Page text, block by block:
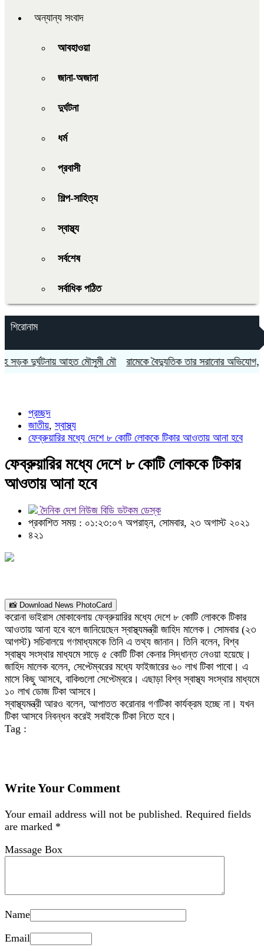
অন্যান্য সংবাদ
আবহাওয়া
জানা-অজানা
দুর্ঘটনা
ধর্ম
প্রবাসী
শিল্প-সাহিত্য
স্বাস্থ্য
সর্বশেষ
সর্বাধিক পঠিত
শিরোনাম
দুর্ঘটনায় আহত মৌসুমী মৌ রামেকে বৈদ্যুতিক তার সরানোর অভিযোগ,
প্রচ্ছদ
জাতীয়,স্বাস্থ্য
ফেব্রুয়ারির মধ্যে দেশে ৮ কোটি লোককে টিকার আওতায় আনা হবে
ফেব্রুয়ারির মধ্যে দেশে ৮ কোটি লোককে টিকার
আওতায় আনা হবে
দৈনিক দেশ নিউজ বিডি ডটকম ডেস্ক
প্রকাশিত সময় : ০১:২৩:০৭ অপরাহ্ন, সোমবার, ২৩ অগাস্ট ২০২১
৪২১
📸 Download News PhotoCard
করোনা ভাইরাস মোকাবেলায় ফেব্রুয়ারির মধ্যে দেশে ৮ কোটি লোককে টিকার
আওতায় আনা হবে বলে জানিয়েছেন স্বাস্থ্যমন্ত্রী জাহিদ মালেক। সোমবার (২৩
আগস্ট) সচিবালয়ে গণমাধ্যমকে তিনি এ তথ্য জানান। তিনি বলেন, বিশ্ব
স্বাস্থ্য সংস্থার মাধ্যমে সাড়ে ৫ কোটি টিকা কেনার সিদ্ধান্ত নেওয়া হয়েছে।
জাহিদ মালেক বলেন, সেপ্টেম্বরের মধ্যে ফাইজারের ৬০ লাখ টিকা পাবো। এ
মাসে কিছু আসবে, বাকিগুলো সেপ্টেম্বরে। এছাড়া বিশ্ব স্বাস্থ্য সংস্থার মাধ্যমে
১০ লাখ ডোজ টিকা আসবে।
স্বাস্থ্যমন্ত্রী আরও বলেন, আপাতত করোনার গণটিকা কার্যক্রম হচ্ছে না। যখন
টিকা আসবে নিবন্ধন করেই সবাইকে টিকা নিতে হবে।
Tag :
Write Your Comment
Your email address will not be published. Required fields
are marked *
Massage Box
Name
Email